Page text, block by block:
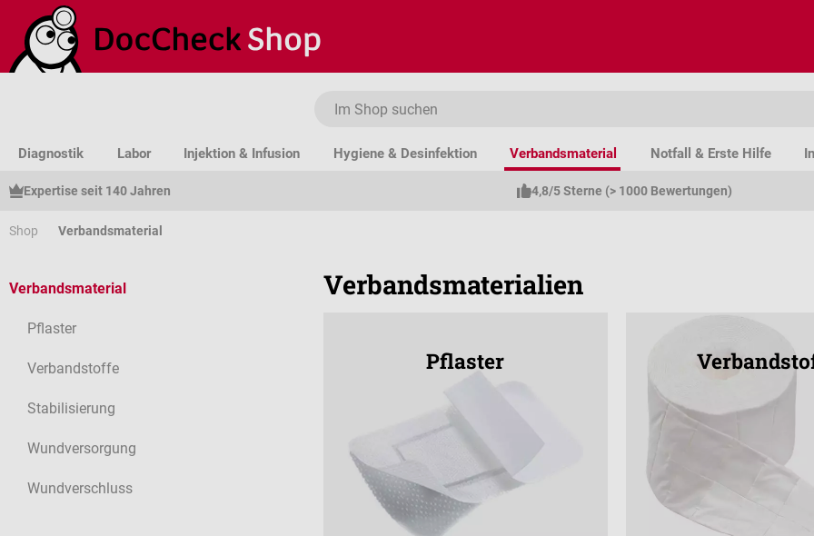
Hauptinhalt springen
Zur Suche springen
Zur Hauptnavigation springen
Diagnostik Labor Injektion & Infusion Hygiene & Desinfektion Verbandsmaterial Notfall & Erste Hilfe
Expertise seit 140 Jahren 4,8/5 Sterne (> 1000 Bewertungen)
Shop Verbandsmaterial
Verbandsmaterial
Pflaster
Verbandstoffe
Stabilisierung
Wundversorgung
Wundverschluss
Verbandsmaterialien
Pflaster